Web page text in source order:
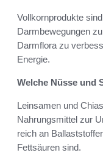
Vollkornprodukte
Darmbewegungen
Darmflora zu
Energie.
Welche Nüsse und
Leinsamen und
Nahrungsmittel zur
reich an
Fettsäuren sind.